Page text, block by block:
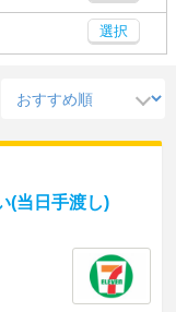
選択
(当日手渡し)